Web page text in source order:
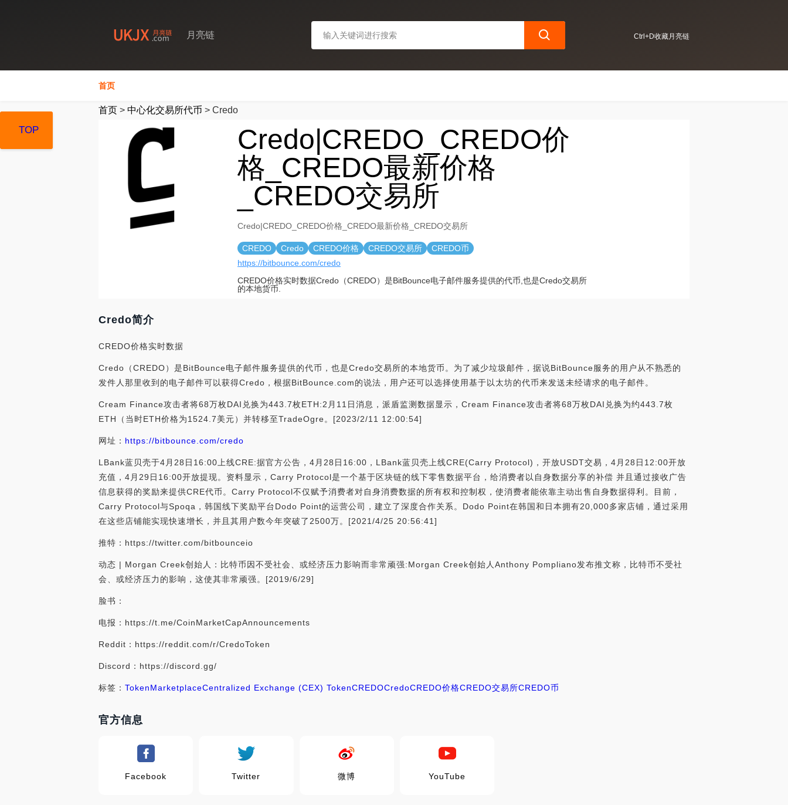
月亮链 Ctrl+D收藏月亮链
首页
首页 > 中心化交易所代币 > Credo
Credo|CREDO_CREDO价
格_CREDO最新价格
_CREDO交易所
Credo|CREDO_CREDO价格_CREDO最新价格_CREDO交易所
CREDO Credo CREDO价格 CREDO交易所
CREDO币
https://bitbounce.com/credo
CREDO价格实时数据Credo（CREDO）是BitBounce电子邮件服务提供的代币,也是Credo交易所
的本地货币.
Credo简介
CREDO价格实时数据
Credo（CREDO）是BitBounce电子邮件服务提供的代币，也是Credo交易所的本地货币。为了减少垃圾邮件，据说BitBounce服务的用户从不熟悉的
发件人那里收到的电子邮件可以获得Credo，根据BitBounce.com的说法，用户还可以选择使用基于以太坊的代币来发送未经请求的电子邮件。
Cream Finance攻击者将68万枚DAI兑换为443.7枚ETH:2月11日消息，派盾监测数据显示，Cream Finance攻击者将68万枚DAI兑换为约443.7枚
ETH（当时ETH价格为1524.7美元）并转移至TradeOgre。[2023/2/11 12:00:54]
网址： https://bitbounce.com/credo
LBank蓝贝壳于4月28日16:00上线CRE:据官方公告，4月28日16:00，LBank蓝贝壳上线CRE(Carry Protocol)，开放USDT交易，4月28日12:00开放
充值，4月29日16:00开放提现。资料显示，Carry Protocol是一个基于区块链的线下零售数据平台，给消费者以自身数据分享的补偿 并且通过接收广告
信息获得的奖励来提供CRE代币。Carry Protocol不仅赋予消费者对自身消费数据的所有权和控制权，使消费者能依靠主动出售自身数据得利。目前，
Carry Protocol与Spoqa，韩国线下奖励平台Dodo Point的运营公司，建立了深度合作关系。Dodo Point在韩国和日本拥有20,000多家店铺，通过采用
在这些店铺能实现快速增长，并且其用户数今年突破了2500万。[2021/4/25 20:56:41]
推特：https://twitter.com/bitbounceio
动态 | Morgan Creek创始人：比特币因不受社会、或经济压力影响而非常顽强:Morgan Creek创始人Anthony Pompliano发布推文称，比特币不受社
会、或经济压力的影响，这使其非常顽强。[2019/6/29]
脸书：
电报：https://t.me/CoinMarketCapAnnouncements
Reddit：https://reddit.com/r/CredoToken
Discord：https://discord.gg/
标签： TokenMarketplaceCentralized Exchange (CEX) TokenCREDOCredoCREDO价格CREDO交易所CREDO币
官方信息
Facebook Twitter 微博 YouTube
TOP
TOP
TOP